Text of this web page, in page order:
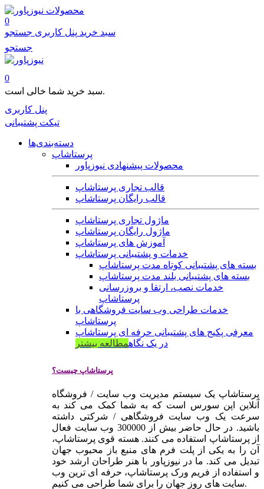
محصولات
0
سبد خرید پنل کاربری جستجو
جستجو
0
سبد خرید شما خالی است.
پنل کاربری
تیکت پشتیبانی
دسته‌بندی‌ها
پرستاشاپ
محصولات پیشنهادی نیوزپاور
قالب تجاری پرستاشاپ
قالب رایگان پرستاشاپ
ماژول تجاری پرستاشاپ
ماژول رایگان پرستاشاپ
آموزش های پرستاشاپ
خدمات و پشتیبانی پرستاشاپ
بسته های پشتیبانی کوتاه مدت پرستاشاپ
بسته های پشتیبانی بلند مدت پرستاشاپ
خدمات نصب، ارتقا و بروزرسانی
پرستاشاپ
خدمات طراحی وب سایت فروشگاهی با
پرستاشاپ
معرفی پکیج های پشتیبانی حرفه ای پرستاشاپ
در یک نگاهمطالعه بیشتر
پرستاشاپ چیست؟
پرستاشاپ یک سیستم مدیریت وب سایت / فروشگاه
آنلاین اپن سورس است که به شما کمک می کند به
سرعت یک وب سایت فروشگاهی / شرکتی داشته
باشید. در حال حاضر بیش از 300000 وب سایت فعال
از پرستاشاپ استفاده می کنند. هسته قوی پرستاشاپ،
آن را به یکی از پلت فرم های منبع باز محبوب جهان
تبدیل می کند. ما در نیوزپاور با هنر طراحان ارشد خود
و استفاده از فریم ورک پرستاشاپ، حرفه ای ترین وب
سایت های روز جهان را برای شما طراحی می کنیم.